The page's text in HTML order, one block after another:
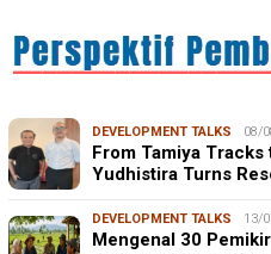
DEVELOPMENT TALKS 08/
From Tamiya Tracks
Yudhistira Turns
DEVELOPMENT TALKS 13/
Mengenal 30